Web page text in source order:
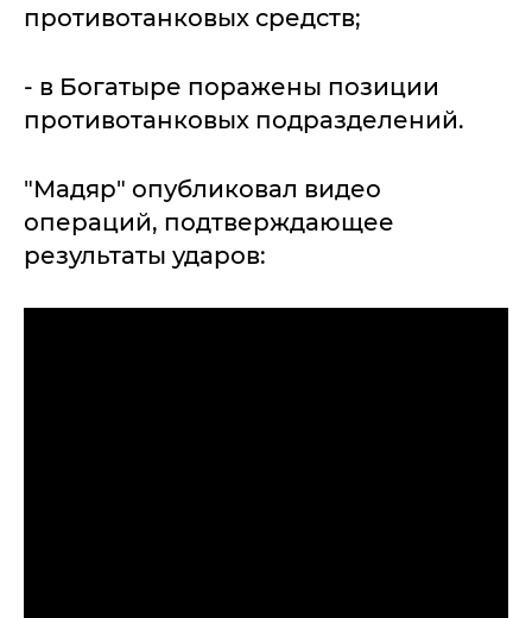
противотанковых средств;
- в Богатыре поражены позиции
противотанковых подразделений.
"Мадяр" опубликовал видео
операций, подтверждающее
результаты ударов: